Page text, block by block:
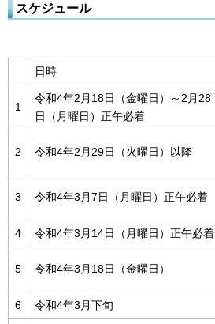
スケジュール
日時
1
令和4年2月18日（金曜日）～2月28
日（月曜日）正午必着
2 令和4年2月29日（火曜日）以降
3 令和4年3月7日（月曜日）正午必着
4 令和4年3月14日（月曜日）正午必着
5 令和4年3月18日（金曜日）
6 令和4年3月下旬